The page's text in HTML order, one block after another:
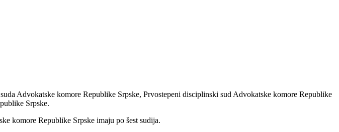
Advokatske komore Republike Srpske, Prvostepeni disciplinski sud Advokatske komore Republike
Srpske.
komore Republike Srpske imaju po šest sudija.